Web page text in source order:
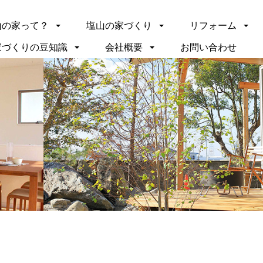
家って？ 塩山の家づくり
リフォーム
くりの豆知識
会社概要 お問い合わせ